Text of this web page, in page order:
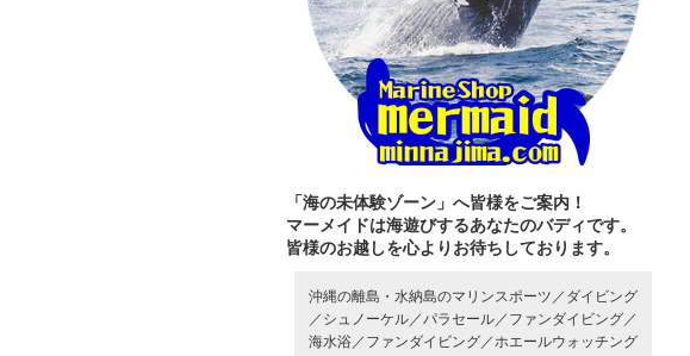
「海の未体験ゾーン」へ皆様をご案内！
マーメイドは海遊びするあなたのバディです。
皆様のお越しを心よりお待ちしております。
沖縄の離島・水納島のマリンスポーツ／ ダイビング
／ シュノーケル／ パラセール／ ファンダイビング／
海水浴／ ファンダイビング／ ホエールウォッチング